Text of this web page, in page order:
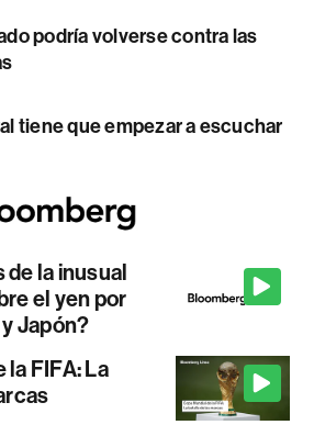
podría volverse contra las
tiene que empezar a escuchar
la inusual
el yen por
y Japón?
la FIFA: La